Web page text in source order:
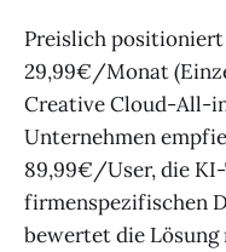
Preislich
29,99€/Monat
Creative Cloud-All-
Unternehmen
89,99€/User, die
firmenspezifischen
bewertet die